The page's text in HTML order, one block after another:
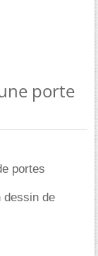
porte
portes
dessin de